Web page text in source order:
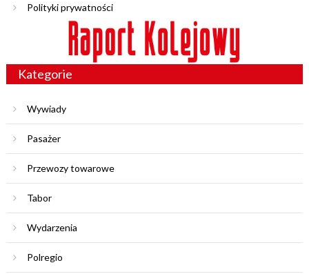
Polityki prywatności
Kategorie
Wywiady
Pasażer
Przewozy towarowe
Tabor
Wydarzenia
Polregio